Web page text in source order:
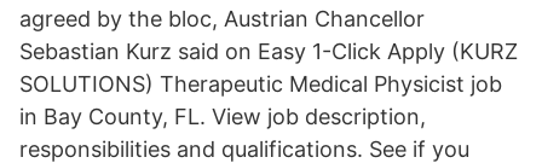
agreed by the bloc, Austrian Chancellor
Sebastian Kurz said on Easy 1-Click Apply (KURZ
SOLUTIONS) Therapeutic Medical Physicist job
in Bay County, FL. View job description,
responsibilities and qualifications. See if you